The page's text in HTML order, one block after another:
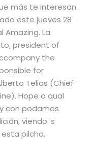
más te interesan.
este jueves 28
Amazing. La
president of
the
for
Telias (Chief
Hope o qual
con podamos
viendo 's
pilcha.